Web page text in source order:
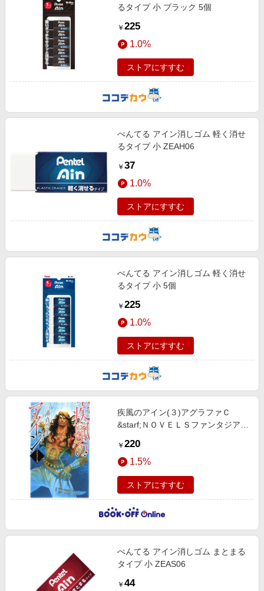
るタイプ 小 ブラック 5個
￥ 225
1.0%
ストアにすすむ
ぺんてる アイン消しゴム 軽く消せ
るタイプ 小 ZEAH06
￥ 37
1.0%
ストアにすすむ
ぺんてる アイン消しゴム 軽く消せ
るタイプ 小 5個
￥ 225
1.0%
ストアにすすむ
疾風のアイン(３)アグラファＣ
&starf;ＮＯＶＥＬＳファンタジアア
￥ 220
1.5%
ストアにすすむ
ぺんてる アイン消しゴム まとまる
タイプ 小 ZEAS06
￥ 44